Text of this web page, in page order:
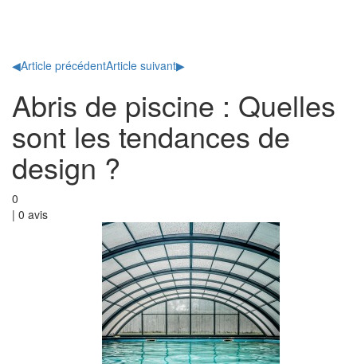
◀Article précédentArticle suivant▶
Abris de piscine : Quelles
sont les tendances de
design ?
0
| 0 avis